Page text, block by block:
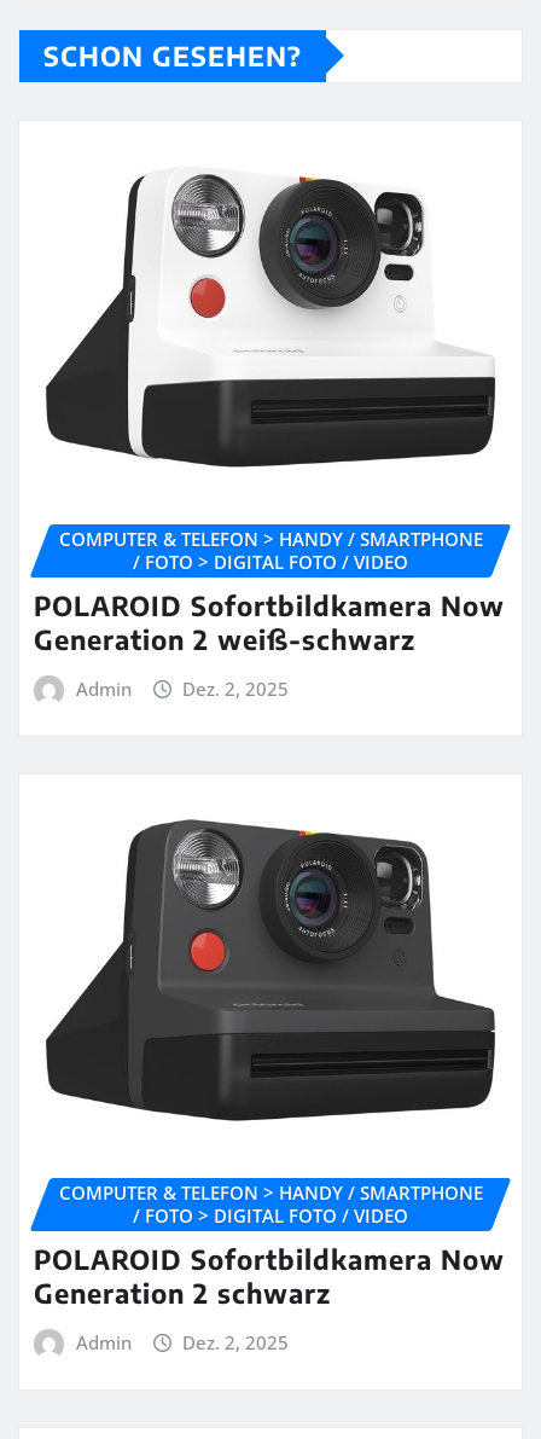
SCHON GESEHEN?
COMPUTER & TELEFON > HANDY / SMARTPHONE
/ FOTO > DIGITAL FOTO / VIDEO
POLAROID Sofortbildkamera Now
Generation 2 weiß-schwarz
Admin Dez. 2, 2025
COMPUTER & TELEFON > HANDY / SMARTPHONE
/ FOTO > DIGITAL FOTO / VIDEO
POLAROID Sofortbildkamera Now
Generation 2 schwarz
Admin Dez. 2, 2025